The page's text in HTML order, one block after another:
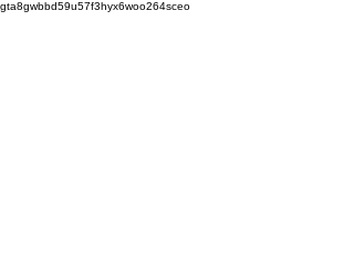
gta8gwbbd59u57f3hyx6woo264sceo